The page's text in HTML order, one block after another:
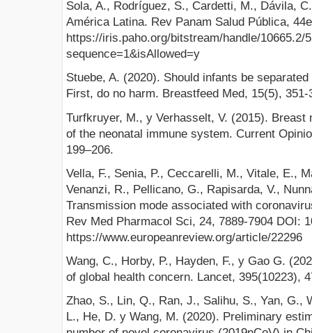
Sola, A., Rodríguez, S., Cardetti, M., Dávila,
América Latina. Rev Panam Salud Pública,
https://iris.paho.org/bitstream/handle/10665.2/
sequence=1&isAllowed=y
Stuebe, A. (2020). Should infants be
First, do no harm. Breastfeed Med, 15(5),
Turfkruyer, M., y Verhasselt, V. (2015).
of the neonatal immune system. Current
199–206.
Vella, F., Senia, P., Ceccarelli, M., Vitale, E.,
Venanzi, R., Pellicano, G., Rapisarda, V.,
Transmission mode associated with
Rev Med Pharmacol Sci, 24, 7889-7904 DOI:
https://www.europeanreview.org/article/22296
Wang, C., Horby, P., Hayden, F., y Gao G.
of global health concern. Lancet, 395(10223),
Zhao, S., Lin, Q., Ran, J., Salihu, S., Yan, G.,
L., He, D. y Wang, M. (2020). Preliminary